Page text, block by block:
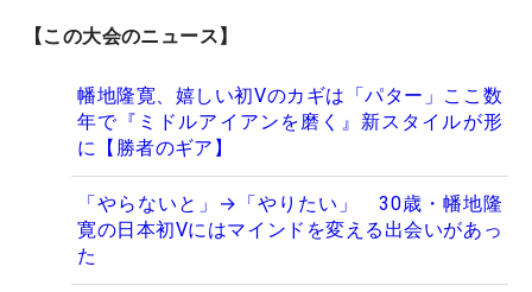
【この大会のニュース】
幡地隆寛、嬉しい初Vのカギは「パター」ここ数
年で『ミドルアイアンを磨く』新スタイルが形
に【勝者のギア】
「やらないと」→「やりたい」 30歳・幡地隆
寛の日本初Vにはマインドを変える出会いがあっ
た